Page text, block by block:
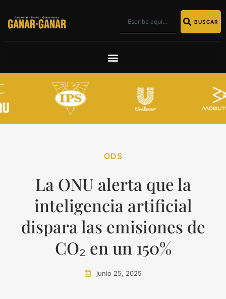
BUSCAR
ODS
La ONU alerta que la
inteligencia artificial
dispara las emisiones de
CO₂ en un 150%
junio 25, 2025